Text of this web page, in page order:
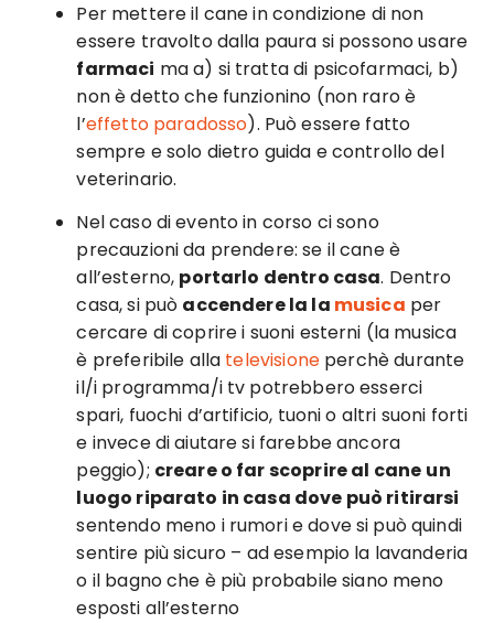
Per mettere il cane in condizione di non
essere travolto dalla paura si possono usare
farmaci ma a) si tratta di psicofarmaci, b)
non è detto che funzionino (non raro è
l’effetto paradosso). Può essere fatto
sempre e solo dietro guida e controllo del
veterinario.
Nel caso di evento in corso ci sono
precauzioni da prendere: se il cane è
all’esterno, portarlo dentro casa. Dentro
casa, si può accendere la la musica per
cercare di coprire i suoni esterni (la musica
è preferibile alla televisione perchè durante
il/i programma/i tv potrebbero esserci
spari, fuochi d’artificio, tuoni o altri suoni forti
e invece di aiutare si farebbe ancora
peggio); creare o far scoprire al cane un
luogo riparato in casa dove può ritirarsi
sentendo meno i rumori e dove si può quindi
sentire più sicuro – ad esempio la lavanderia
o il bagno che è più probabile siano meno
esposti all’esterno